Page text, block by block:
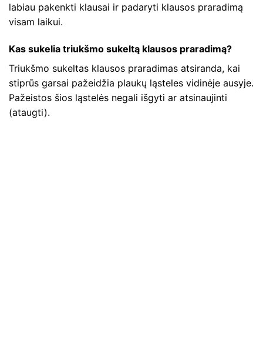
labiau pakenkti klausai ir padaryti klausos praradimą
visam laikui.
Kas sukelia triukšmo sukeltą klausos praradimą?
Triukšmo sukeltas klausos praradimas atsiranda, kai
stiprūs garsai pažeidžia plaukų ląsteles vidinėje ausyje.
Pažeistos šios ląstelės negali išgyti ar atsinaujinti
(ataugti).